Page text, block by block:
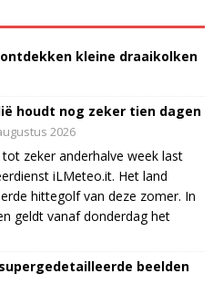
kleine draaikolken
houdt nog zeker tien dagen
2026
zeker anderhalve week last
iLMeteo.it. Het land
hittegolf van deze zomer. In
geldt vanaf donderdag het
beelden